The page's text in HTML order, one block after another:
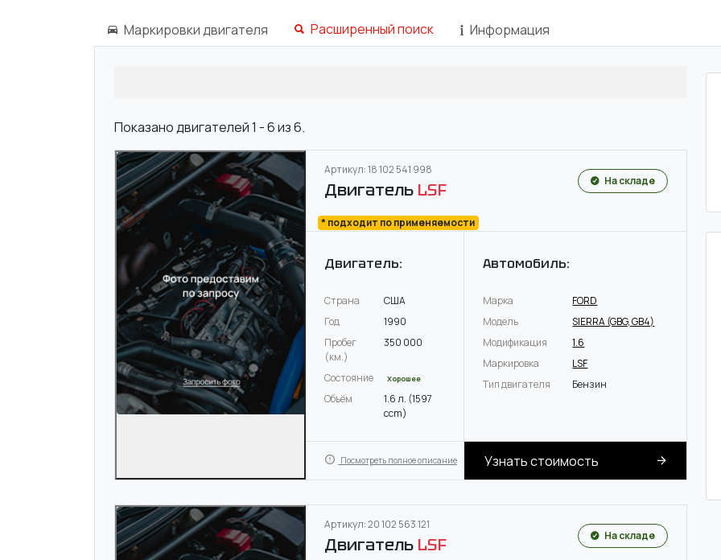
Маркировки двигателя Расширенный поиск Информация
Показано двигателей 1 - 6 из 6.
Артикул: 18 102 541 998
Двигатель LSF
* подходит по применяемости
На складе
Двигатель:
Страна
США
Год
1990
Пробег
(км.)
350 000
Состояние Хорошее
Объём
1.6 л. (1597
ccm)
Автомобиль:
Марка
FORD
Модель
SIERRA (GBG, GB4)
Модификация
1.6
Маркировка
LSF
Тип двигателя
Бензин
Посмотреть полное описание Узнать стоимость
Артикул: 20 102 563 121
Двигатель LSF На складе